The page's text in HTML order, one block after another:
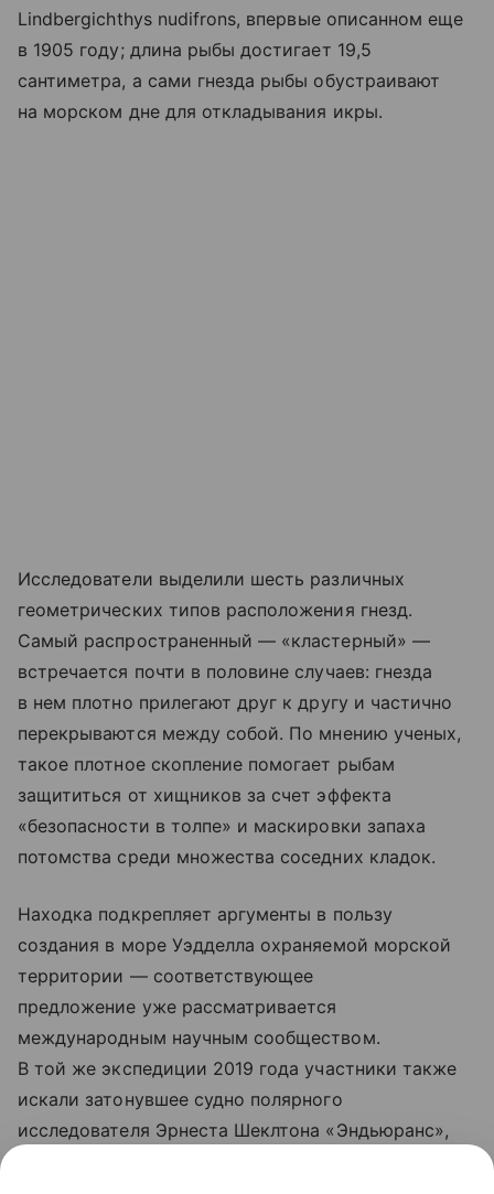
Lindbergichthys nudifrons, впервые описанном еще
в 1905 году; длина рыбы достигает 19,5
сантиметра, а сами гнезда рыбы обустраивают
на морском дне для откладывания икры.
Исследователи выделили шесть различных
геометрических типов расположения гнезд.
Самый распространенный — «кластерный» —
встречается почти в половине случаев: гнезда
в нем плотно прилегают друг к другу и частично
перекрываются между собой. По мнению ученых,
такое плотное скопление помогает рыбам
защититься от хищников за счет эффекта
«безопасности в толпе» и маскировки запаха
потомства среди множества соседних кладок.
Находка подкрепляет аргументы в пользу
создания в море Уэдделла охраняемой морской
территории — соответствующее
предложение уже рассматривается
международным научным сообществом.
В той же экспедиции 2019 года участники также
искали затонувшее судно полярного
исследователя Эрнеста Шеклтона «Эндьюранс»,